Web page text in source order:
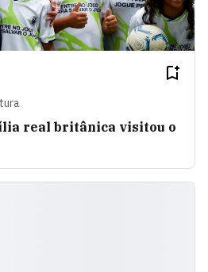
real britânica visitou o